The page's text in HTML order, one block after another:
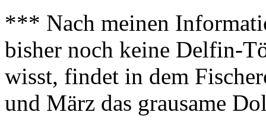
*** Nach meinen
bisher noch keine Delfin-
wisst, findet in dem
und März das grausame